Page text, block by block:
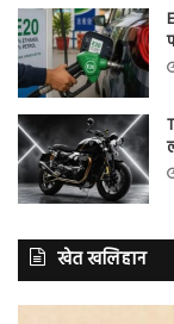
खेत खलिहान